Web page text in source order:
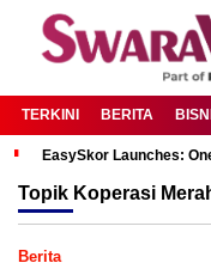
TERKINI BERITA
EasySkor Launches:
Topik Koperasi
Berita